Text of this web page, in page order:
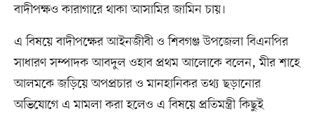
বাদীপক্ষও কারাগারে থাকা আসামির জামিন চায়।
এ বিষয়ে বাদীপক্ষের আইনজীবী ও শিবগঞ্জ উপজেলা বিএনপির
সাধারণ সম্পাদক আবদুল ওহাব প্রথম আলোকে বলেন, মীর শাহে
আলমকে জড়িয়ে অপপ্রচার ও মানহানিকর তথ্য ছড়ানোর
অভিযোগে এ মামলা করা হলেও এ বিষয়ে প্রতিমন্ত্রী কিছুই